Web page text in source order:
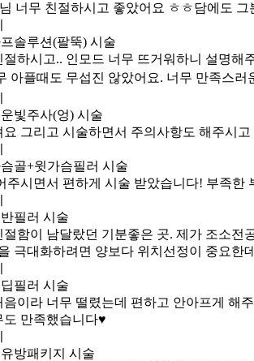
너무 친절하시고 좋았어요 ㅎㅎ담에도 그
솔루션(팔뚝) 시술
절하시고.. 인모드 너무 뜨거워하니 설명
아플때도 무섭진 않았어요. 너무 만족스
빛주사(엉) 시술
그리고 시술하면서 주의사항도 해주시
골+윗가슴필러 시술
주시면서 편하게 시술 받았습니다! 부족한
필러 시술
함이 남달랐던 기분좋은 곳. 제가 조소
극대화하려면 양보다 위치선정이 중요
필러 시술
이라 너무 떨렸는데 편하고 안아프게 해
도 만족했습니다♥
방패키지 시술